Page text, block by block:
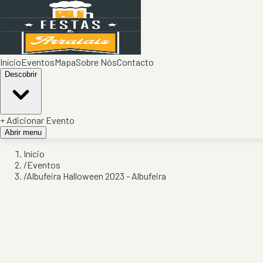
InícioEventosMapaSobre NósContacto
Descobrir
+ Adicionar Evento
Abrir menu
Início
/Eventos
/Albufeira Halloween 2023 - Albufeira